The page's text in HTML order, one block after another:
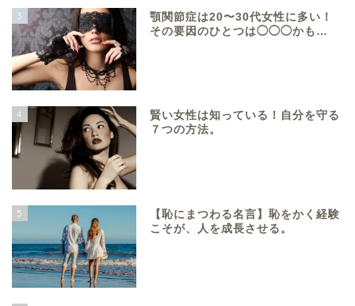
3
顎関節症は20〜30代女性に多い！
その要因のひとつは◯◯◯かも…
4
賢い女性は知っている！自分を守る
７つの方法。
5
【恥にまつわる名言】恥をかく経験
こそが、人を成長させる。